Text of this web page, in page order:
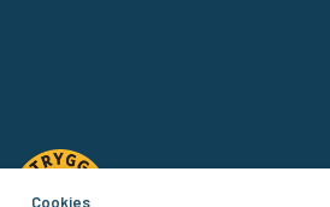
Cookies